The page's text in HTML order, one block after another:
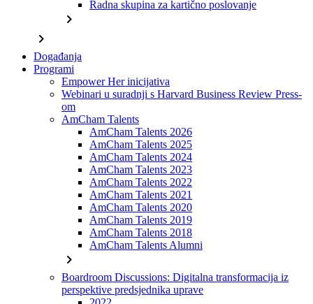
Radna skupina za kartično poslovanje
chevron_right
chevron_right
Događanja
Programi
Empower Her inicijativa
Webinari u suradnji s Harvard Business Review Press-
om
AmCham Talents
AmCham Talents 2026
AmCham Talents 2025
AmCham Talents 2024
AmCham Talents 2023
AmCham Talents 2022
AmCham Talents 2021
AmCham Talents 2020
AmCham Talents 2019
AmCham Talents 2018
AmCham Talents Alumni
chevron_right
Boardroom Discussions: Digitalna transformacija iz
perspektive predsjednika uprave